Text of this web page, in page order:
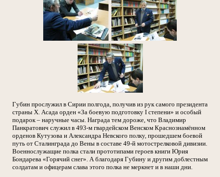
Губин прослужил в Сирии полгода, получив из рук самого президента
страны Х. Асада орден «За боевую подготовку I степени» и особый
подарок – наручные часы. Награда тем дороже, что Владимир
Панкратович служил в 493-м гвардейском Венском Краснознамённом
орденов Кутузова и Александра Невского полку, прошедшем боевой
путь от Сталинграда до Вены в составе 49-й мотострелковой дивизии.
Военнослужащие полка стали прототипами героев книги Юрия
Бондарева «Горячий снег». А благодаря Губину и другим доблестным
солдатам и офицерам слава этого полка не меркнет и в наши дни.